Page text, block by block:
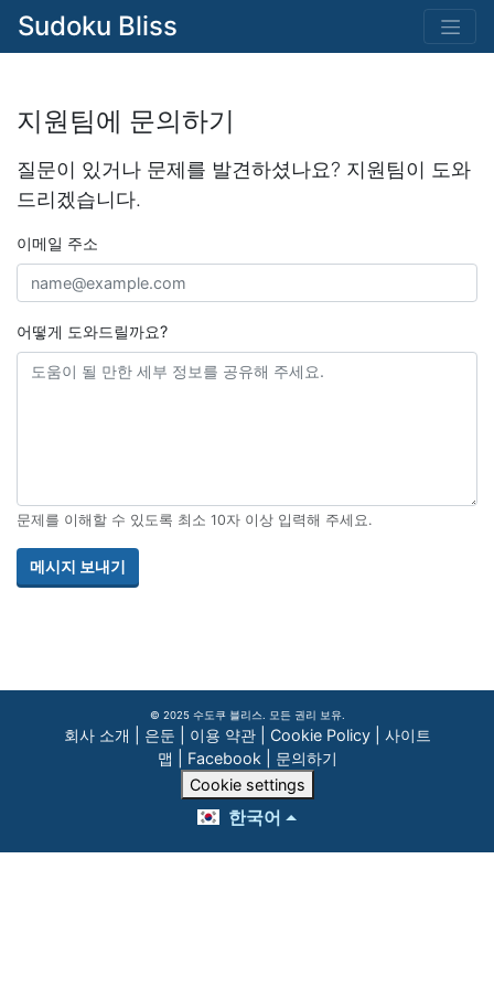
Sudoku Bliss
지원팀에 문의하기
질문이 있거나 문제를 발견하셨나요? 지원팀이 도와
드리겠습니다.
이메일 주소
어떻게 도와드릴까요?
문제를 이해할 수 있도록 최소 10자 이상 입력해 주세요.
메시지 보내기
© 2025 수도쿠 블리스. 모든 권리 보유.
회사 소개 은둔 이용 약관| Cookie Policy| 사이트
맵
Facebook
문의하기
Cookie settings
한국어